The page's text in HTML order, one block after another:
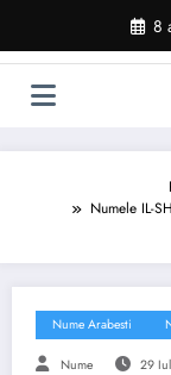
conținut
8
Numele IL-
Nume Arabesti
Nume 29